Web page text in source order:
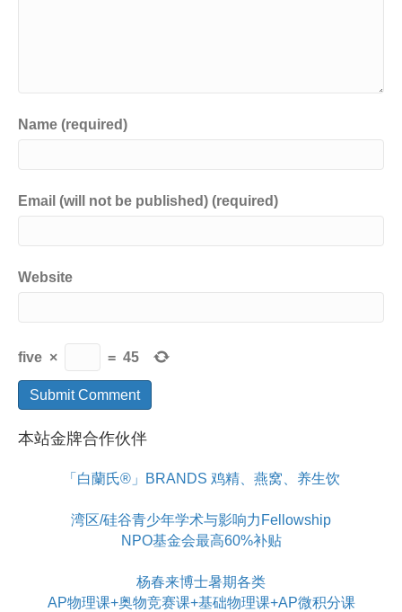
Name (required)
Email (will not be published) (required)
Website
five × = 45
本站金牌合作伙伴
「白蘭氏®」BRANDS 鸡精、燕窝、养生饮
湾区/硅谷青少年学术与影响力Fellowship
NPO基金会最高60%补贴
杨春来博士暑期各类
AP物理课+奥物竞赛课+基础物理课+AP微积分课